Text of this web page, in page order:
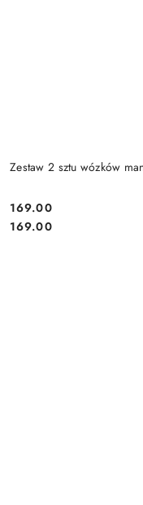
Zestaw 2 sztu wózków
Cena:
169.00
Cena:
169.00